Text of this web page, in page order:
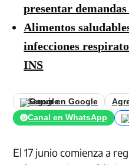
presentar
Alimentos
infecciones
INS
Seguir en Google
Canal en WhatsApp
El 17 junio comienza a